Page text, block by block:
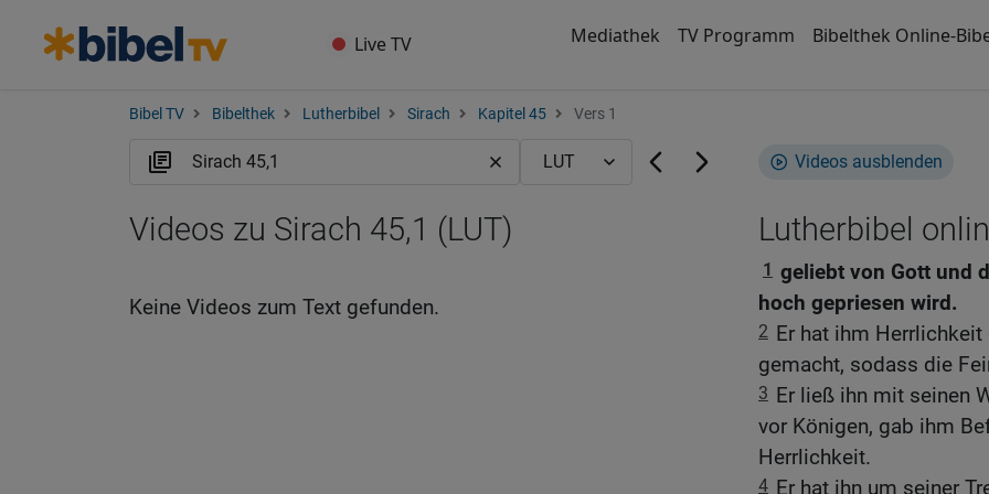
Live TV Mediathek TV Programm Bibelthek Online-
Bibel TV Bibelthek Lutherbibel Sirach Kapitel 45 Vers 1
Videos ausblenden
Lutherbibel
1 geliebt von Gott und
hoch gepriesen wird.
2 Er hat ihm
gemacht, sodass die
3 Er ließ ihn mit seinen
vor Königen, gab ihm
Herrlichkeit.
4 Er hat ihn um seiner
Videos zu Sirach 45,1 (LUT)
Keine Videos zum Text gefunden.